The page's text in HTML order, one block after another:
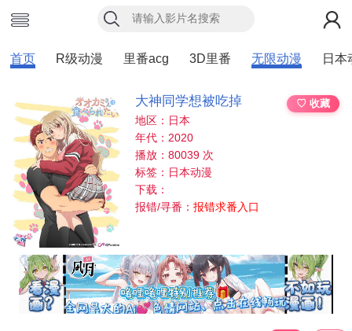
首页 R级动漫 里番acg 3D里番 无限动漫 日本
大神同学想被吃掉
♡ 收藏
地区：日本
年代：2020
播放：80039 次
标签：日本动漫
下载：
报错/寻番：报错求番入口